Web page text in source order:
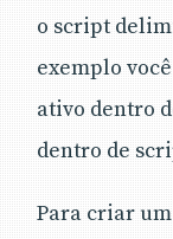
o script
exemplo
ativo dentro
dentro de
Para criar